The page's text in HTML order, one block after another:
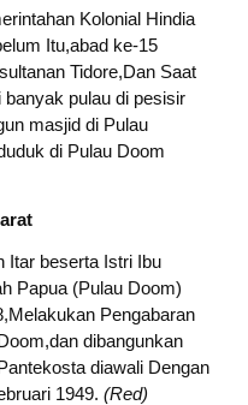
Kolonial Hindia
Itu,abad ke-15
Tidore,Dan Saat
banyak pulau di pesisir
masjid di Pulau
di Pulau Doom
Itar beserta Istri Ibu
Papua (Pulau Doom)
Pengabaran
dibangunkan
diawali Dengan
1949. (Red)